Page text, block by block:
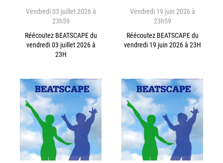
Vendredi 03 juillet 2026 à
23h59
Réécoutez BEATSCAPE du
vendredi 03 juillet 2026 à
23H
Vendredi 19 juin 2026 à
23h59
Réécoutez BEATSCAPE du
vendredi 19 juin 2026 à 23H